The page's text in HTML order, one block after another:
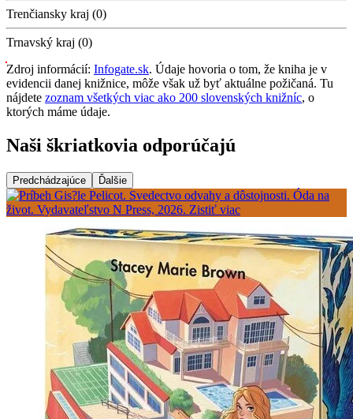
Trenčiansky kraj (0)
Trnavský kraj (0)
Zdroj informácií: Infogate.sk. Údaje hovoria o tom, že kniha je v
evidencii danej knižnice, môže však už byť aktuálne požičaná. Tu
nájdete zoznam všetkých viac ako 200 slovenských knižníc, o
ktorých máme údaje.
Naši škriatkovia odporúčajú
Predchádzajúce Ďalšie